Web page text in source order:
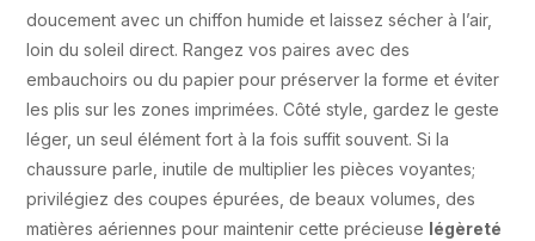
doucement avec un chiffon humide et laissez sécher à l’air,
loin du soleil direct. Rangez vos paires avec des
embauchoirs ou du papier pour préserver la forme et éviter
les plis sur les zones imprimées. Côté style, gardez le geste
léger, un seul élément fort à la fois suffit souvent. Si la
chaussure parle, inutile de multiplier les pièces voyantes;
privilégiez des coupes épurées, de beaux volumes, des
matières aériennes pour maintenir cette précieuse légèreté